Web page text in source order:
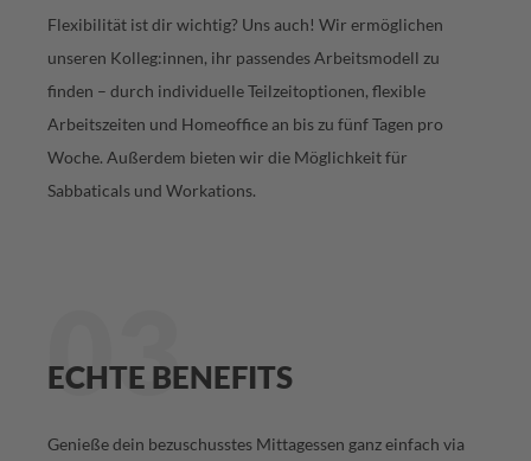
Flexibilität ist dir wichtig? Uns auch! Wir ermöglichen
unseren Kolleg:innen, ihr passendes Arbeitsmodell zu
finden – durch individuelle Teilzeitoptionen, flexible
Arbeitszeiten und Homeoffice an bis zu fünf Tagen pro
Woche. Außerdem bieten wir die Möglichkeit für
Sabbaticals und Workations.
03
ECHTE BENEFITS
Genieße dein bezuschusstes Mittagessen ganz einfach via